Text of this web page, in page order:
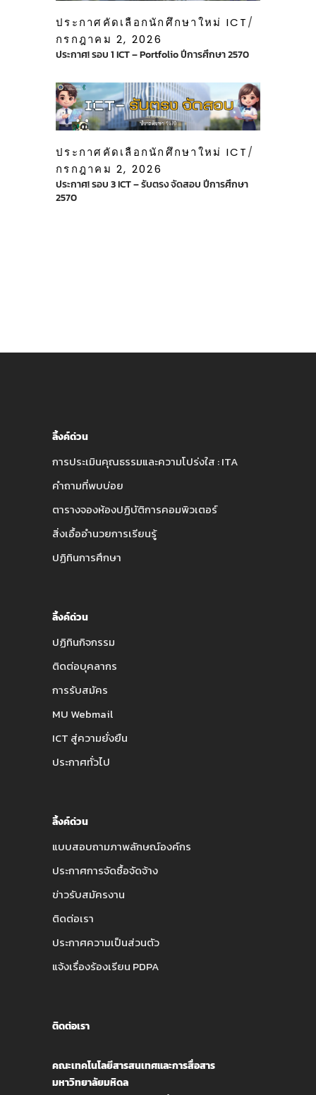
ประกาศคัดเลือกนักศึกษาใหม่ ICT
กรกฎาคม 2, 2026
ประกาศ! รอบ 1 ICT – Portfolio ปีการศึกษา 2570
ประกาศคัดเลือกนักศึกษาใหม่ ICT
กรกฎาคม 2, 2026
ประกาศ! รอบ 3 ICT – รับตรง จัดสอบ ปีการศึกษา
2570
ลิ้งค์ด่วน
การประเมินคุณธรรมและความโปร่งใส : ITA
คำถามที่พบบ่อย
ตารางจองห้องปฏิบัติการคอมพิวเตอร์
สิ่งเอื้ออำนวยการเรียนรู้
ปฏิทินการศึกษา
ลิ้งค์ด่วน
ปฏิทินกิจกรรม
ติดต่อบุคลากร
การรับสมัคร
MU Webmail
ICT สู่ความยั่งยืน
ประกาศทั่วไป
ลิ้งค์ด่วน
แบบสอบถามภาพลักษณ์องค์กร
ประกาศการจัดซื้อจัดจ้าง
ข่าวรับสมัครงาน
ติดต่อเรา
ประกาศความเป็นส่วนตัว
แจ้งเรื่องร้องเรียน PDPA
ติดต่อเรา
คณะเทคโนโลยีสารสนเทศและการสื่อสาร
มหาวิทยาลัยมหิดล